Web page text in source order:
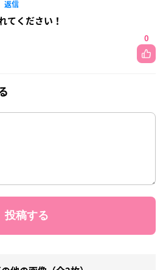
返信
てください！
0